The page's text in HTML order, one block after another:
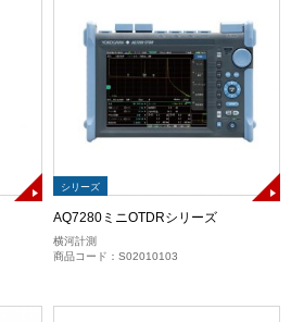
シリーズ
AQ7280ミニOTDRシリーズ
横河計測
商品コード：S02010103